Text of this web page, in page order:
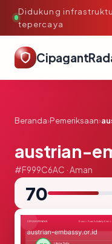
Didukung
tepercaya
Beranda›Pemeriksaan›
austrian-
#F999C6AC · Aman
70